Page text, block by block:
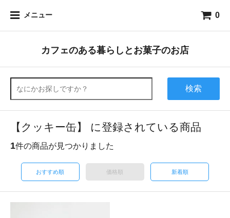
メニュー 0
カフェのある暮らしとお菓子のお店
検索
【クッキー缶】 に登録されている商品
1件の商品が見つかりました
おすすめ順 価格順 新着順